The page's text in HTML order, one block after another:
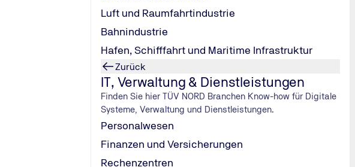
Luft und Raumfahrtindustrie
Bahnindustrie
Hafen, Schifffahrt und Maritime Infrastruktur
Zurück
IT, Verwaltung & Dienstleistungen
Finden Sie hier TÜV NORD Branchen Know-how für Digitale
Systeme, Verwaltung und Dienstleistungen.
Personalwesen
Finanzen und Versicherungen
Rechenzentren
auf Risiken reagieren können
Personen sind entscheidend für eine Risikoanalyse?